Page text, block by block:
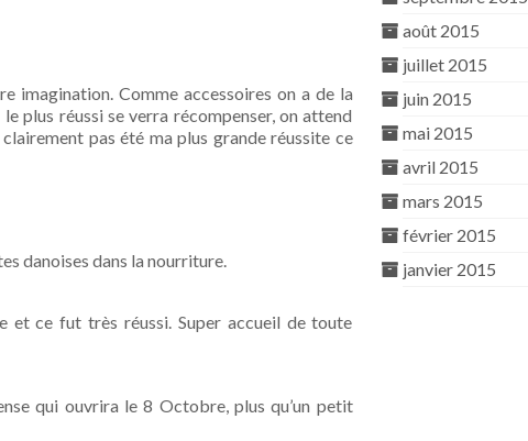
imagination. Comme accessoires on a de la
plus réussi se verra récompenser, on attend
pas été ma plus grande réussite ce
danoises dans la nourriture.
et ce fut très réussi. Super accueil de toute
qui ouvrira le 8 Octobre, plus qu’un petit
août 2015
juillet 2015
juin 2015
mai 2015
avril 2015
mars 2015
février 2015
janvier 2015